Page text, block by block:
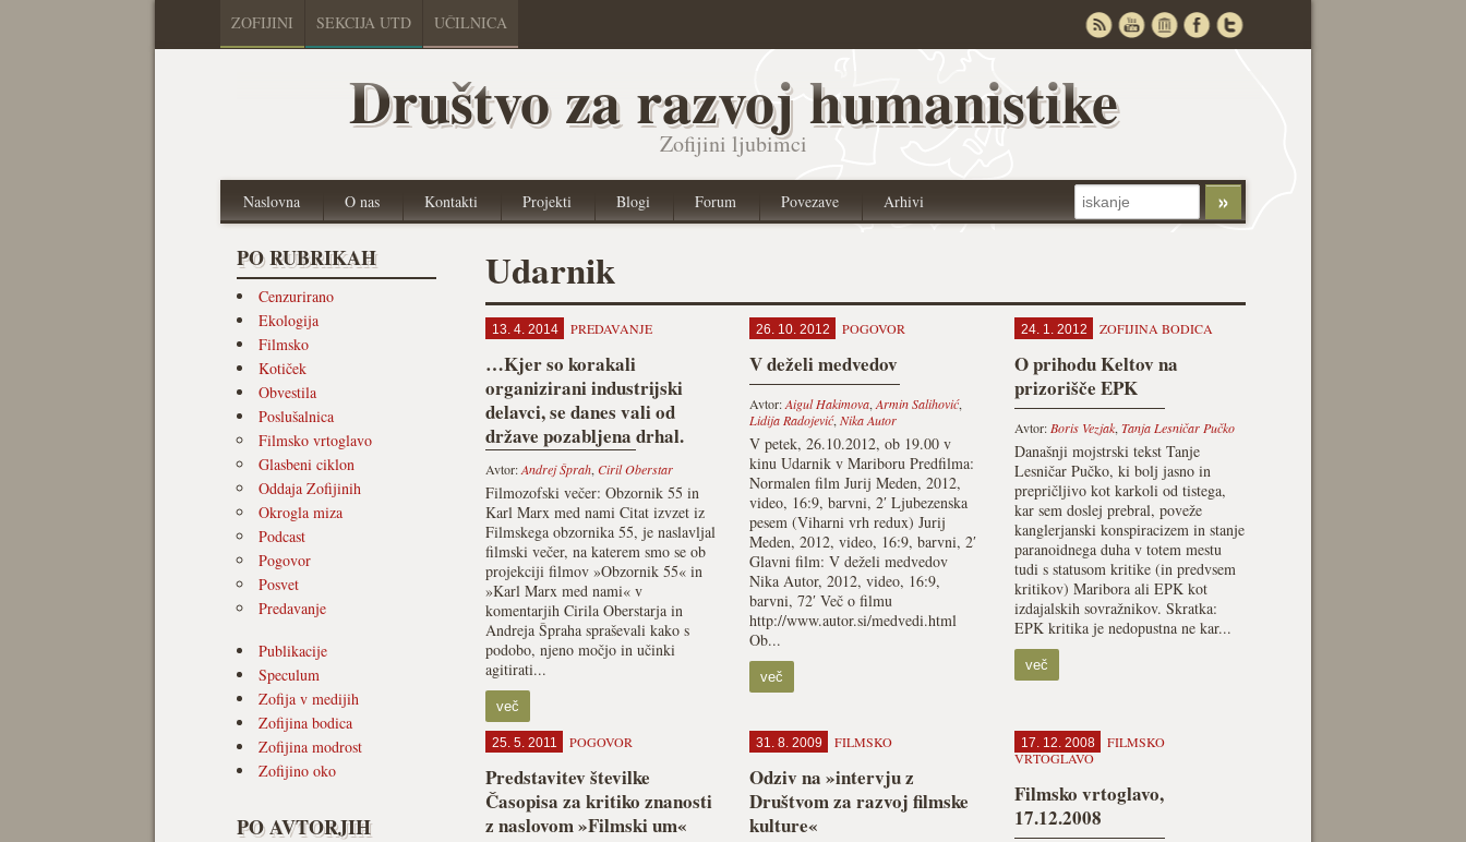
ZOFIJINI SEKCIJA UTD UČILNICA
Društvo za razvoj humanistike
Zofijini ljubimci
Naslovna O nas Kontakti Projekti Blogi Forum Povezave Arhivi
PO RUBRIKAH
Cenzurirano
Ekologija
Filmsko
Kotiček
Obvestila
Poslušalnica
Filmsko vrtoglavo
Glasbeni ciklon
Oddaja Zofijinih
Okrogla miza
Podcast
Pogovor
Posvet
Predavanje
Publikacije
Speculum
Zofija v medijih
Zofijina bodica
Zofijina modrost
Zofijino oko
PO AVTORJIH
Udarnik
13. 4. 2014 PREDAVANJE
…Kjer so korakali
organizirani industrijski
delavci, se danes vali od
države pozabljena drhal.
Mi…
Avtor:Andrej Šprah, Ciril Oberstar
Filmozofski večer: Obzornik 55 in
Karl Marx med nami Citat izvzet iz
Filmskega obzornika 55, je naslavljal
filmski večer, na katerem smo se ob
projekciji filmov »Obzornik 55« in
»Karl Marx med nami« v
komentarjih Cirila Oberstarja in
Andreja Špraha spraševali kako s
podobo, njeno močjo in učinki
agitirati...
več
26. 10. 2012 POGOVOR
V deželi medvedov
Avtor:Aigul Hakimova, Armin Salihović,
Lidija Radojević, Nika Autor
V petek, 26.10.2012, ob 19.00 v
kinu Udarnik v Mariboru Predfilma:
Normalen film Jurij Meden, 2012,
video, 16:9, barvni, 2′ Ljubezenska
pesem (Viharni vrh redux) Jurij
Meden, 2012, video, 16:9, barvni, 2′
Glavni film: V deželi medvedov
Nika Autor, 2012, video, 16:9,
barvni, 72′ Več o filmu
http://www.autor.si/medvedi.html
Ob...
več
24. 1. 2012 ZOFIJINA BODICA
O prihodu Keltov na
prizorišče EPK
Avtor: Boris Vezjak, Tanja Lesničar Pučko
Današnji mojstrski tekst Tanje
Lesničar Pučko, ki bolj jasno in
prepričljivo kot karkoli od tistega,
kar sem doslej prebral, poveže
kanglerjanski konspiracizem in stanje
paranoidnega duha v totem mestu
tudi s statusom kritike (in predvsem
kritikov) Maribora ali EPK kot
izdajalskih sovražnikov. Skratka:
EPK kritika je nedopustna ne kar...
več
25. 5. 2011 POGOVOR
Predstavitev številke
Časopisa za kritiko znanosti
z naslovom »Filmski um«
31. 8. 2009 FILMSKO
Odziv na »intervju z
Društvom za razvoj filmske
kulture«
17. 12. 2008
FILMSKO
VRTOGLAVO
Filmsko vrtoglavo,
17.12.2008